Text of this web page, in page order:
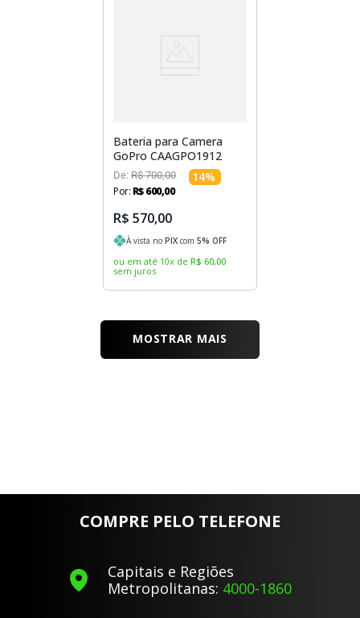
Bateria para Camera
GoPro CAAGPO1912
De:R$ 700,00 14%
Por: R$600,00
R$ 570,00
À vista noPIX com5% OFF
ou em até 10x de R$ 60,00
sem juros
MOSTRAR MAIS
COMPRE PELO TELEFONE
Capitais e Regiões
Metropolitanas: 4000-1860